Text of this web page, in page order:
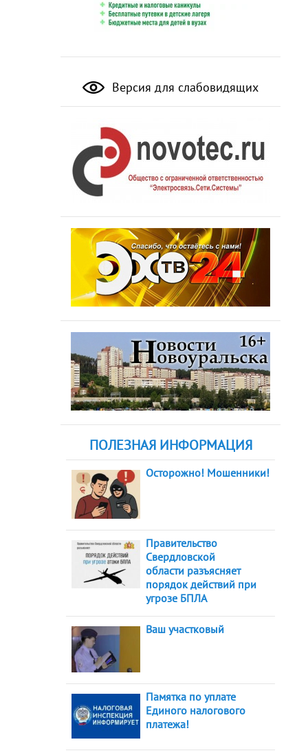
Версия для слабовидящих
ПОЛЕЗНАЯ ИНФОРМАЦИЯ
Осторожно! Мошенники!
Правительство
Свердловской
области разъясняет
порядок действий при
угрозе БПЛА
Ваш участковый
Памятка по уплате
Единого налогового
платежа!